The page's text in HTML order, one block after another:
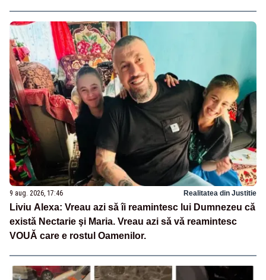
9 aug. 2026, 17:46 Realitatea din Justitie
Liviu Alexa: Vreau azi sǎ îi reamintesc lui Dumnezeu cǎ
existǎ Nectarie şi Maria. Vreau azi sǎ vǎ reamintesc
VOUǍ care e rostul Oamenilor.